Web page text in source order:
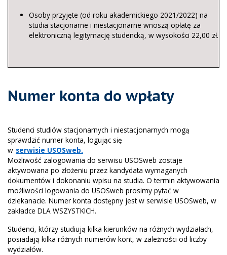
Osoby przyjęte (od roku akademickiego 2021/2022) na
studia stacjonarne i niestacjonarne wnoszą opłatę za
elektroniczną legitymację studencką, w wysokości 22,00 zł.
Numer konta do wpłaty
Studenci studiów stacjonarnych i niestacjonarnych mogą
sprawdzić numer konta, logując się
w serwisie USOSweb.
Możliwość zalogowania do serwisu USOSweb zostaje
aktywowana po złożeniu przez kandydata wymaganych
dokumentów i dokonaniu wpisu na studia. O termin aktywowania
możliwości logowania do USOSweb prosimy pytać w
dziekanacie. Numer konta dostępny jest w serwisie USOSweb, w
zakładce DLA WSZYSTKICH.
Studenci, którzy studiują kilka kierunków na różnych wydziałach,
posiadają kilka różnych numerów kont, w zależności od liczby
wydziałów.